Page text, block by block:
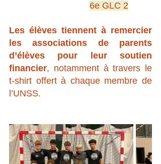
6e GLC 2
Les élèves tiennent à remercier
les associations de parents
d’élèves pour leur soutien
financier, notamment à travers le
t-shirt offert à chaque membre de
l’UNSS.